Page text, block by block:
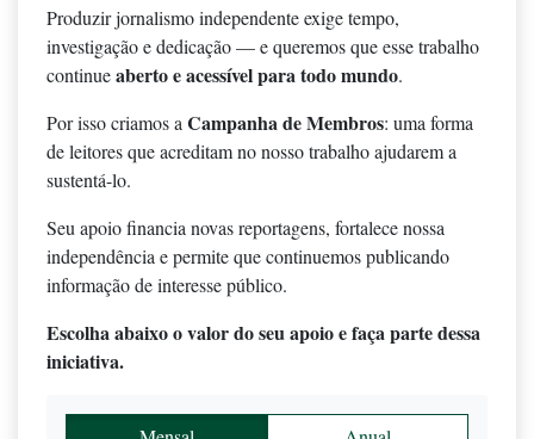
Produzir jornalismo independente exige tempo,
investigação e dedicação — e queremos que esse trabalho
continueaberto e acessível para todo mundo.
Por isso criamos a Campanha de Membros: uma forma
de leitores que acreditam no nosso trabalho ajudarem a
sustentá-lo.
Seu apoio financia novas reportagens, fortalece nossa
independência e permite que continuemos publicando
informação de interesse público.
Escolha abaixo o valor do seu apoio e faça parte dessa
iniciativa.